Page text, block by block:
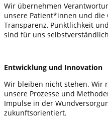
Wir übernehmen
unsere Patient*innen und die
Transparenz, Pünktlichkeit
sind für uns
Entwicklung und Innovation
Wir bleiben nicht stehen. Wir
unsere Prozesse und
Impulse in der
zukunftsorientiert.